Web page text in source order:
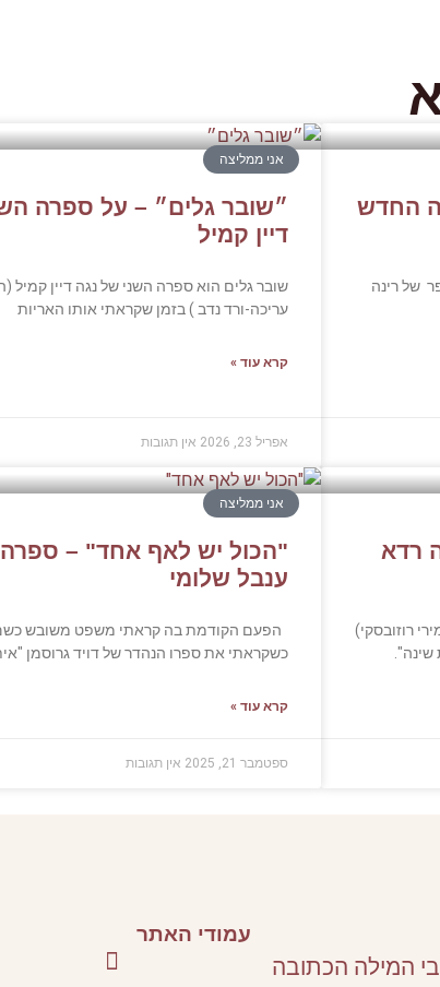
החדש
של רינה
אני ממליצה
״שובר גלים״ – על ספרה
דיין קמיל
שובר גלים הוא ספרה השני של נגה דיין קמיל
עריכה-ורד נדב ) בזמן שקראתי אותו האריות
קרא עוד »
אפריל 23, 2026 אין תגובות
רדא
רוזובסקי)
אני ממליצה
"הכול יש לאף אחד" –
ענבל שלומי
הפעם הקודמת בה קראתי משפט משובש
כשקראתי את ספרו הנהדר של דויד גרוסמן
קרא עוד »
ספטמבר 21, 2025 אין תגובות
המילה הכתובה
עמודי האתר